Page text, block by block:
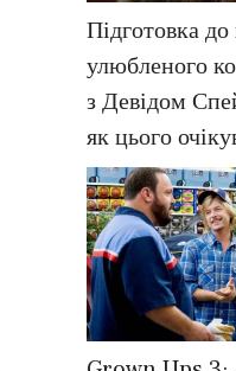
Підготовка
улюбленого
з Девідом
як цього